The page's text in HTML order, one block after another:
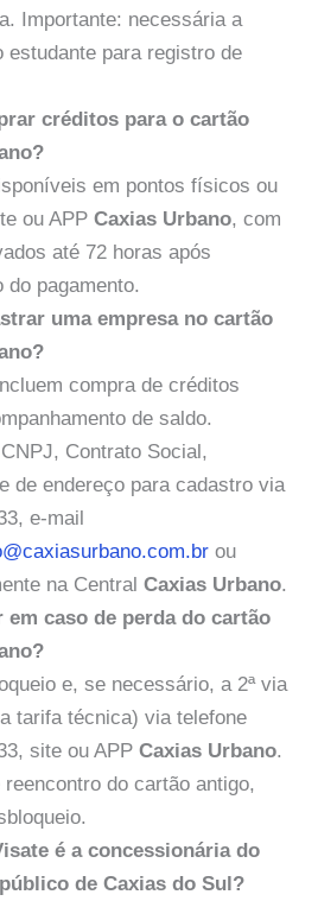
Importante: necessária a
estudante para registro de
créditos para o cartão
em pontos físicos ou
ou APP Caxias Urbano, com
até 72 horas após
do pagamento.
uma empresa no cartão
compra de créditos
de saldo.
Contrato Social,
de endereço para cadastro via
e-mail
ou
na Central Caxias Urbano.
em caso de perda do cartão
e, se necessário, a 2ª via
tarifa técnica) via telefone
site ou APP Caxias Urbano.
reencontro do cartão antigo,
é a concessionária do
de Caxias do Sul?